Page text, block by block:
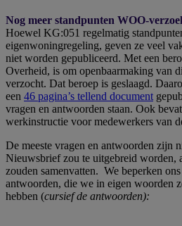
Nog meer standpunten WOO-
Hoewel KG:051 regelmatig
eigenwoningregeling, geven ze veel
niet worden gepubliceerd. Met een
Overheid, is om openbaarmaking van
verzocht. Dat beroep is geslaagd.
een 46 pagina’s tellend document
vragen en antwoorden staan. Ook
werkinstructie voor medewerkers van
De meeste vragen en antwoorden zijn
Nieuwsbrief zou te uitgebreid worden,
zouden samenvatten. We beperken
antwoorden, die we in eigen woorden
hebben (cursief de antwoorden):